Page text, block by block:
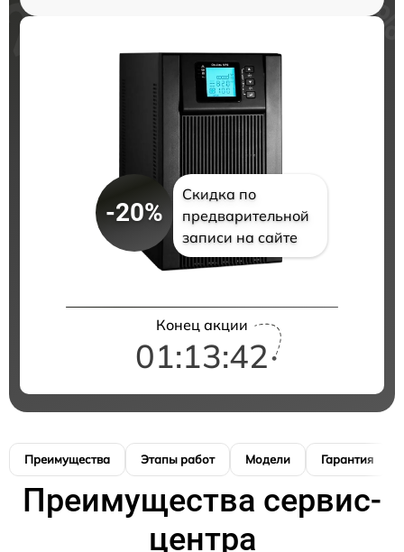
-20%
Скидка по
предварительной
записи на сайте
Конец акции
01:13:41
Преимущества Этапы работ Модели Гарантия
Преимущества сервис-
центра